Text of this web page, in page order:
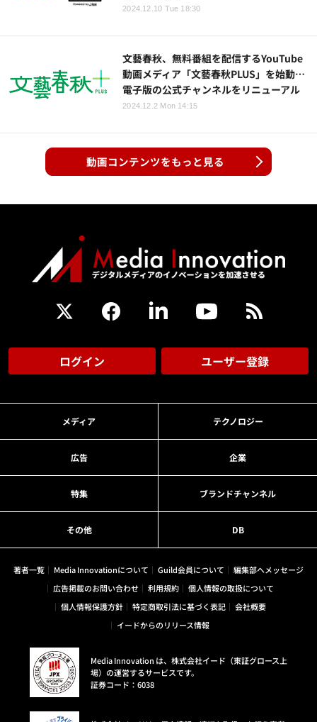
2024.12.10 Tue 18:30
文藝春秋、無料番組を配信するYouTube
動画メディア「文藝春秋PLUS」を始動…
電子版の公式チャンネルをリニューアル
2024.12.2 Mon 14:15
動画コンテンツをもっと見る
ログイン ユーザー登録
メディア テクノロジー
広告 企業
特集 ブランドチャンネル
その他 DB
著者一覧 Media Innovationについて Guild会員について
編集部へメッセージ
広告掲載のお問い合わせ
利用規約
個人情報の取扱について
個人情報保護方針
特定商取引法に基づく表記
会社概要
イードからのリリース情報
Media Innovation は、株式会社イード（東証グロース上
場）の運営するサービスです。
証券コード：6038